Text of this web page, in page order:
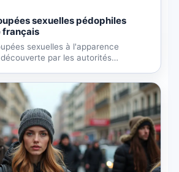
sexuelles pédophiles
français
sexuelles à l'apparence
par les autorités